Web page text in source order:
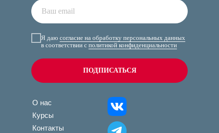
О нас
Курсы
Контакты
Я даю согласие на обработку персональных данных
в соответствии с политикой конфиденциальности
ПОДПИСАТЬСЯ